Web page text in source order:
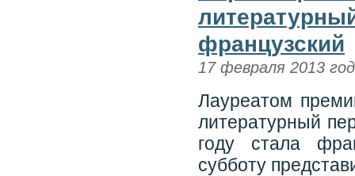
французский
17 февраля 2013
Лауреатом
литературный
году стала
субботу